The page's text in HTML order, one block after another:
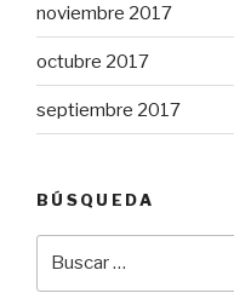
noviembre 2017
octubre 2017
septiembre 2017
BÚSQUEDA